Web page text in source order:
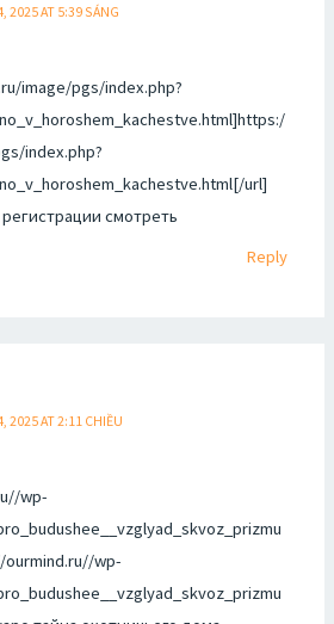
2025 AT 5:39 SÁNG
image/pgs/index.php?
index.php?
url]
смотреть
Reply
2025 AT 2:11 CHIỀU
wp-
ourmind.ru//wp-